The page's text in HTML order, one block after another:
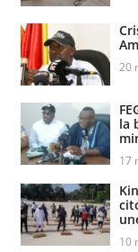
20
la
17
10